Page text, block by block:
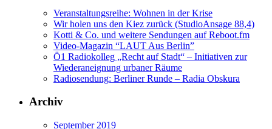
Veranstaltungsreihe: Wohnen in der Krise
Wir holen uns den Kiez zurück (StudioAnsage 88,4)
Kotti & Co. und weitere Sendungen auf Reboot.fm
Video-Magazin “LAUT Aus Berlin”
Ö1 Radiokolleg „Recht auf Stadt“ – Initiativen zur
Wiederaneignung urbaner Räume
Radiosendung: Berliner Runde – Radia Obskura
Archiv
September 2019